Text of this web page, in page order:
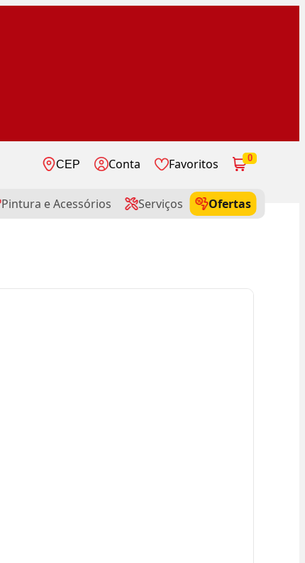
CEP Conta Favoritos 0
Pintura e Acessórios Serviços
Ofertas